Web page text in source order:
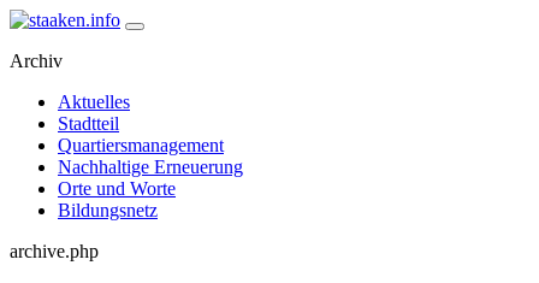
Skip
content
staaken.info
Ein Projekt des Gemeinwesenvereins Heerstraße Nord
Archiv
Aktuelles
Stadtteil
Quartiersmanagement
Nachhaltige Erneuerung
Orte und Worte
Bildungsnetz
archive.php